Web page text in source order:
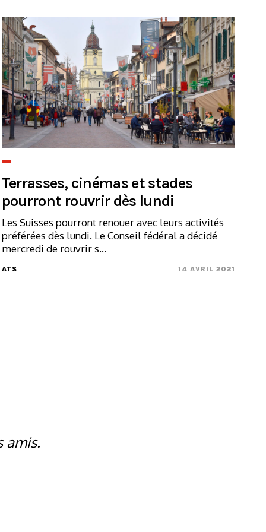
Terrasses, cinémas et stades
pourront rouvrir dès lundi
Les Suisses pourront renouer avec leurs activités
préférées dès lundi. Le Conseil fédéral a décidé
mercredi de rouvrir s...
ATS 14 AVRIL 2021
amis.